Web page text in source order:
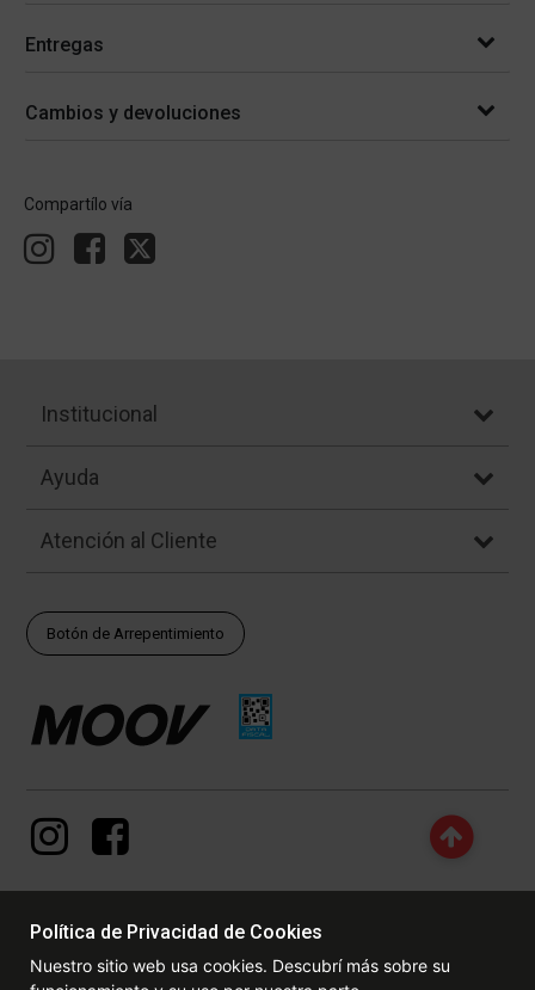
Entregas
Cambios y devoluciones
Compartílo vía
Institucional
Ayuda
Atención al Cliente
Botón de Arrepentimiento
DERECHOS RESERVADOS. Las fotos contenidas en este site, el
Política de Privacidad de Cookies
Nuestro sitio web usa cookies. Descubrí más sobre su